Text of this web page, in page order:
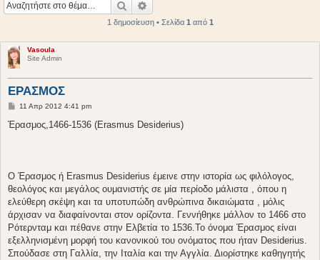
τ
Αναζήτηση
1 δημοσίευση • Σελίδα 1 από 1
Vasoula
Site Admin
ΕΡΑΣΜΟΣ
Δ
μ
ο
σ
11 Απρ 2012 4:41 pm
Έρασμος,1466-1536 (Erasmus Desiderius)
Ο Έρασμος ή Erasmus Desiderius έμεινε στην ιστορία ως φιλόλογος,
θεολόγος και μεγάλος ουμανιστής σε μία περίοδο μάλιστα , όπου η
ελεύθερη σκέψη και τα υποτυπώδη ανθρώπινα δικαιώματα , μόλις
άρχισαν να διαφαίνονται στον ορίζοντα. Γεννήθηκε μάλλον το 1466 στο
Ρότερνταμ και πέθανε στην Ελβετία το 1536.Το όνομα Έρασμος είναι
εξελληνισμένη μορφή του κανονικού του ονόματος που ήταν Desiderius.
Σπούδασε στη Γαλλία, την Ιταλία και την Αγγλία. Διορίστηκε καθηγητής